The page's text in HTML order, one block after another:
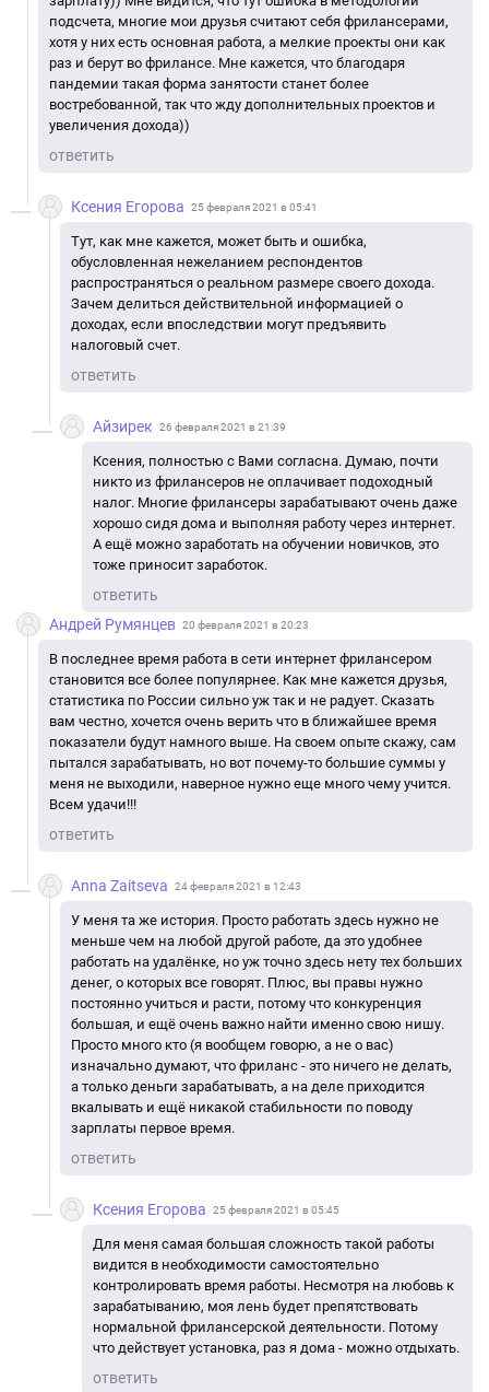
подсчета, многие мои друзья считают себя фрилансерами,
хотя у них есть основная работа, а мелкие проекты они как
раз и берут во фрилансе. Мне кажется, что благодаря
пандемии такая форма занятости станет более
востребованной, так что жду дополнительных проектов и
увеличения дохода))
ответить
Ксения Егорова 25 февраля 2021 в 05:41
Тут, как мне кажется, может быть и ошибка,
обусловленная нежеланием респондентов
распространяться о реальном размере своего дохода.
Зачем делиться действительной информацией о
доходах, если впоследствии могут предъявить
налоговый счет.
ответить
Айзирек 26 февраля 2021 в 21:39
Ксения, полностью с Вами согласна. Думаю, почти
никто из фрилансеров не оплачивает подоходный
налог. Многие фрилансеры зарабатывают очень даже
хорошо сидя дома и выполняя работу через интернет.
А ещё можно заработать на обучении новичков, это
тоже приносит заработок.
ответить
Андрей Румянцев 20 февраля 2021 в 20:23
В последнее время работа в сети интернет фрилансером
становится все более популярнее. Как мне кажется друзья,
статистика по России сильно уж так и не радует. Сказать
вам честно, хочется очень верить что в ближайшее время
показатели будут намного выше. На своем опыте скажу, сам
пытался зарабатывать, но вот почему-то большие суммы у
меня не выходили, наверное нужно еще много чему учится.
Всем удачи!!!
ответить
Anna Zaitseva 24 февраля 2021 в 12:43
У меня та же история. Просто работать здесь нужно не
меньше чем на любой другой работе, да это удобнее
работать на удалёнке, но уж точно здесь нету тех больших
денег, о которых все говорят. Плюс, вы правы нужно
постоянно учиться и расти, потому что конкуренция
большая, и ещё очень важно найти именно свою нишу.
Просто много кто (я вообщем говорю, а не о вас)
изначально думают, что фриланс - это ничего не делать,
а только деньги зарабатывать, а на деле приходится
вкалывать и ещё никакой стабильности по поводу
зарплаты первое время.
ответить
Ксения Егорова 25 февраля 2021 в 05:45
Для меня самая большая сложность такой работы
видится в необходимости самостоятельно
контролировать время работы. Несмотря на любовь к
зарабатыванию, моя лень будет препятствовать
нормальной фрилансерской деятельности. Потому
что действует установка, раз я дома - можно отдыхать.
ответить